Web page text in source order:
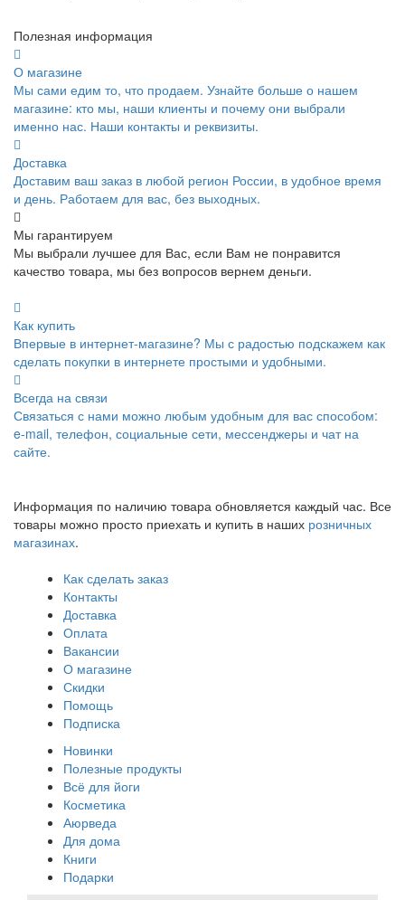
Полезная информация
О магазине
Мы сами едим то, что продаем. Узнайте больше о нашем
магазине: кто мы, наши клиенты и почему они выбрали
именно нас. Наши контакты и реквизиты.
Доставка
Доставим ваш заказ в любой регион России, в удобное время
и день. Работаем для вас, без выходных.
Мы гарантируем
Мы выбрали лучшее для Вас, если Вам не понравится
качество товара, мы без вопросов вернем деньги.
Как купить
Впервые в интернет-магазине? Мы с радостью подскажем как
сделать покупки в интернете простыми и удобными.
Всегда на связи
Связаться с нами можно любым удобным для вас способом:
e-mail, телефон, социальные сети, мессенджеры и чат на
сайте.
Информация по наличию товара обновляется каждый час. Все
товары можно просто приехать и купить в наших розничных
магазинах.
Как сделать заказ
Контакты
Доставка
Оплата
Вакансии
О магазине
Скидки
Помощь
Подписка
Новинки
Полезные продукты
Всё для йоги
Косметика
Аюрведа
Для дома
Книги
Подарки